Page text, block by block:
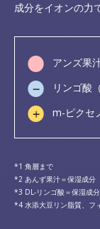
成分をイオンの力
アンズ果
リンゴ酸
m-ピクセ
角層まで
あんず果汁＝保湿成分
DL-リンゴ酸＝保湿成分
水添大豆リン脂質、フ